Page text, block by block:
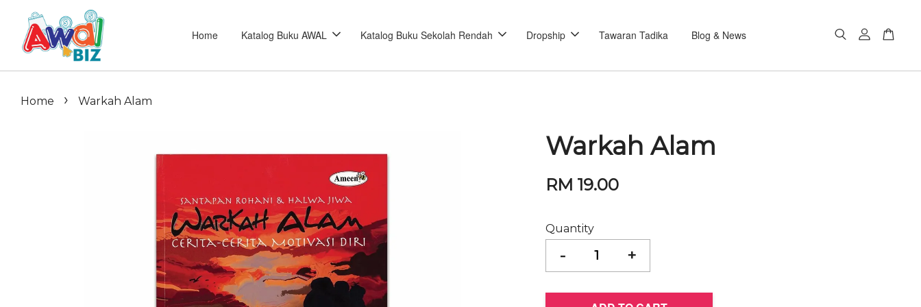
Home Katalog Buku AWAL Katalog Buku Sekolah Rendah Dropship Tawaran Tadika Blog & News
Home › Warkah Alam
Warkah Alam
RM 19.00
Quantity
- +